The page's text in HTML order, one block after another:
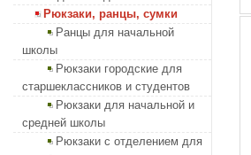
Рюкзаки, ранцы, сумки
Ранцы для начальной
школы
Рюкзаки городские для
старшеклассников и студентов
Рюкзаки для начальной и
средней школы
Рюкзаки с отделением для